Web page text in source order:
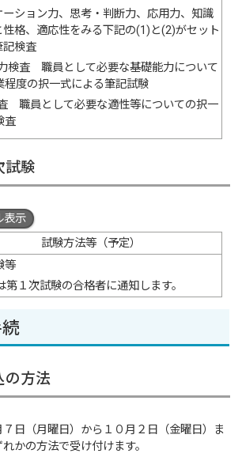
ーション力、思考・判断力、応用力、知識
性格、適応性をみる下記の(1)と(2)がセット
記検査
検査 職員として必要な基礎能力について
程度の択一式による筆記試験
職員として必要な適性等についての択一
査
験
表示
試験方法等（予定）
等
１次試験の合格者に通知します。
方法
日（月曜日）から１０月２日（金曜日）ま
かの方法で受け付けます。